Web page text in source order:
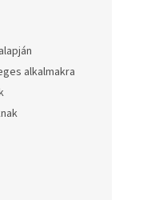
alkalmakra